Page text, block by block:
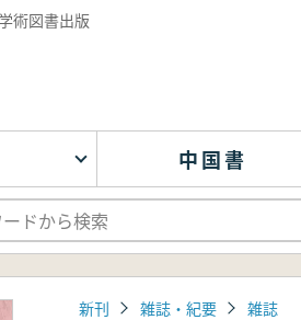
術図書出版
中国書
新刊 雑誌・紀要 雑誌